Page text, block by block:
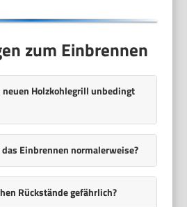
zum Einbrennen
Holzkohlegrill unbedingt
Einbrennen normalerweise?
Rückstände gefährlich?